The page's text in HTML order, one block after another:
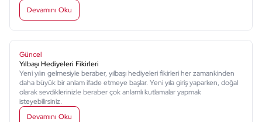
Devamını Oku
Güncel
Yılbaşı Hediyeleri Fikirleri
Yeni yılın gelmesiyle beraber, yılbaşı hediyeleri fikirleri her zamankinden
daha büyük bir anlam ifade etmeye başlar. Yeni yıla giriş yaparken, doğal
olarak sevdiklerinizle beraber çok anlamlı kutlamalar yapmak
isteyebilirsiniz.
Devamını Oku